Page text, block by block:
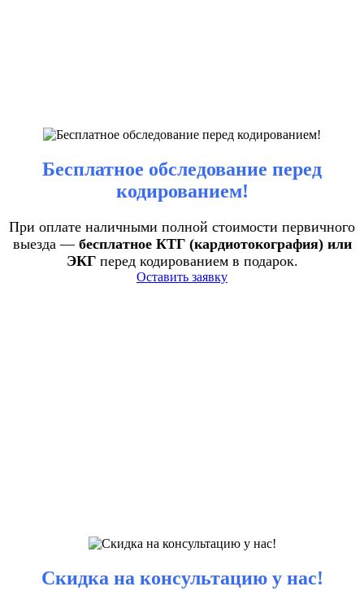
Бесплатное обследование перед
кодированием!
При оплате наличными полной стоимости первичного
выезда — бесплатное КТГ (кардиотокография) или
ЭКГперед кодированием в подарок.
Оставить заявку
Скидка на консультацию у нас!